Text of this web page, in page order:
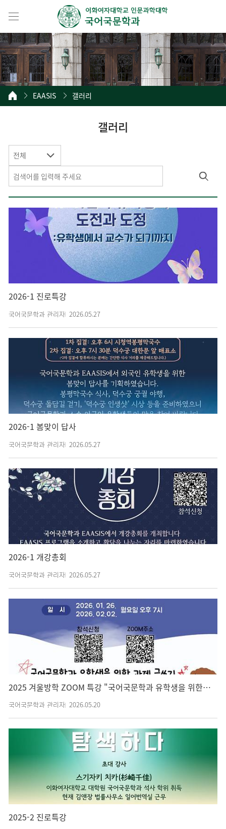
EAASIS 갤러리
갤러리
전체
2026-1 진로특강
국어국문학과 관리자 2026.05.27
2026-1 봄맞이 답사
국어국문학과 관리자 2026.05.27
2026-1 개강총회
국어국문학과 관리자 2026.05.27
2025 겨울방학 ZOOM 특강 "국어국문학과 유학생을 위한 과제 글쓰기-리포트에서 소논문까지"
국어국문학과 관리자 2026.05.20
2025-2 진로특강